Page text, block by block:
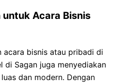
Acara Bisnis
acara bisnis atau pribadi di
Sagan juga menyediakan
dan modern. Dengan